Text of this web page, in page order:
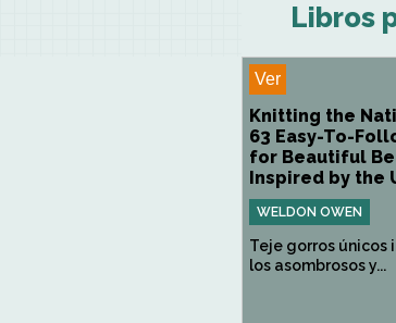
Libros
Ver
Knitting the
63 Easy-To-
for Beautiful
Inspired by the
WELDON OWEN
Teje gorros únicos
los asombrosos y...